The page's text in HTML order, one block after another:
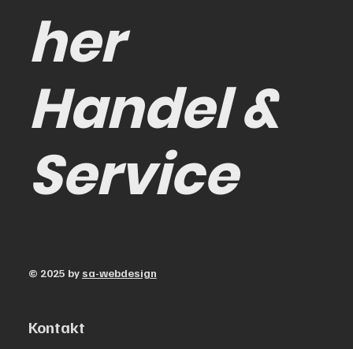
her
Handel &
Service
© 2025 by sa-webdesign
Kontakt